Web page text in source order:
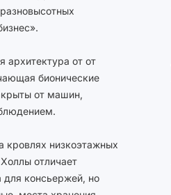
архитектура от от
бионические
от машин,
кровлях низкоэтажных
отличает
для консьержей, но